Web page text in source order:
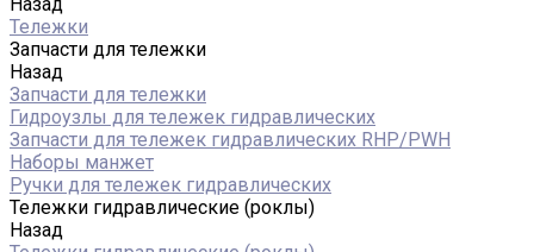
Тележки
Запчасти для тележки
Назад
Запчасти для тележки
Гидроузлы для тележек гидравлических
Запчасти для тележек гидравлических RHP/PWH
Наборы манжет
Ручки для тележек гидравлических
Тележки гидравлические (роклы)
Назад